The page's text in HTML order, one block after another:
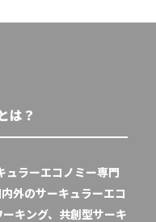
は？
ラーエコノミー専門
外のサーキュラーエコ
キング、共創型サーキ